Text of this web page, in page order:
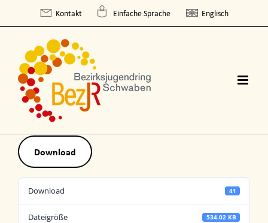
content
Kontakt Einfache Sprache Englisch
Download
Download 41
Dateigröße 534.02 KB